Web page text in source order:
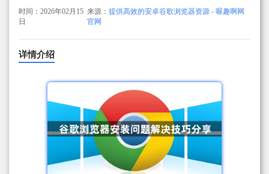
时间：2026年02月15
日
来源：提供高效的安卓谷歌浏览器资源 - 喔趣啊网
官网
详情介绍